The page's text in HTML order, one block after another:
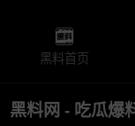
黑料首页
黑料网 - 吃瓜爆